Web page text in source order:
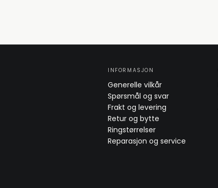
INFORMASJON
Generelle vilkår
Spørsmål og svar
Frakt og levering
Retur og bytte
Ringstørrelser
Reparasjon og service